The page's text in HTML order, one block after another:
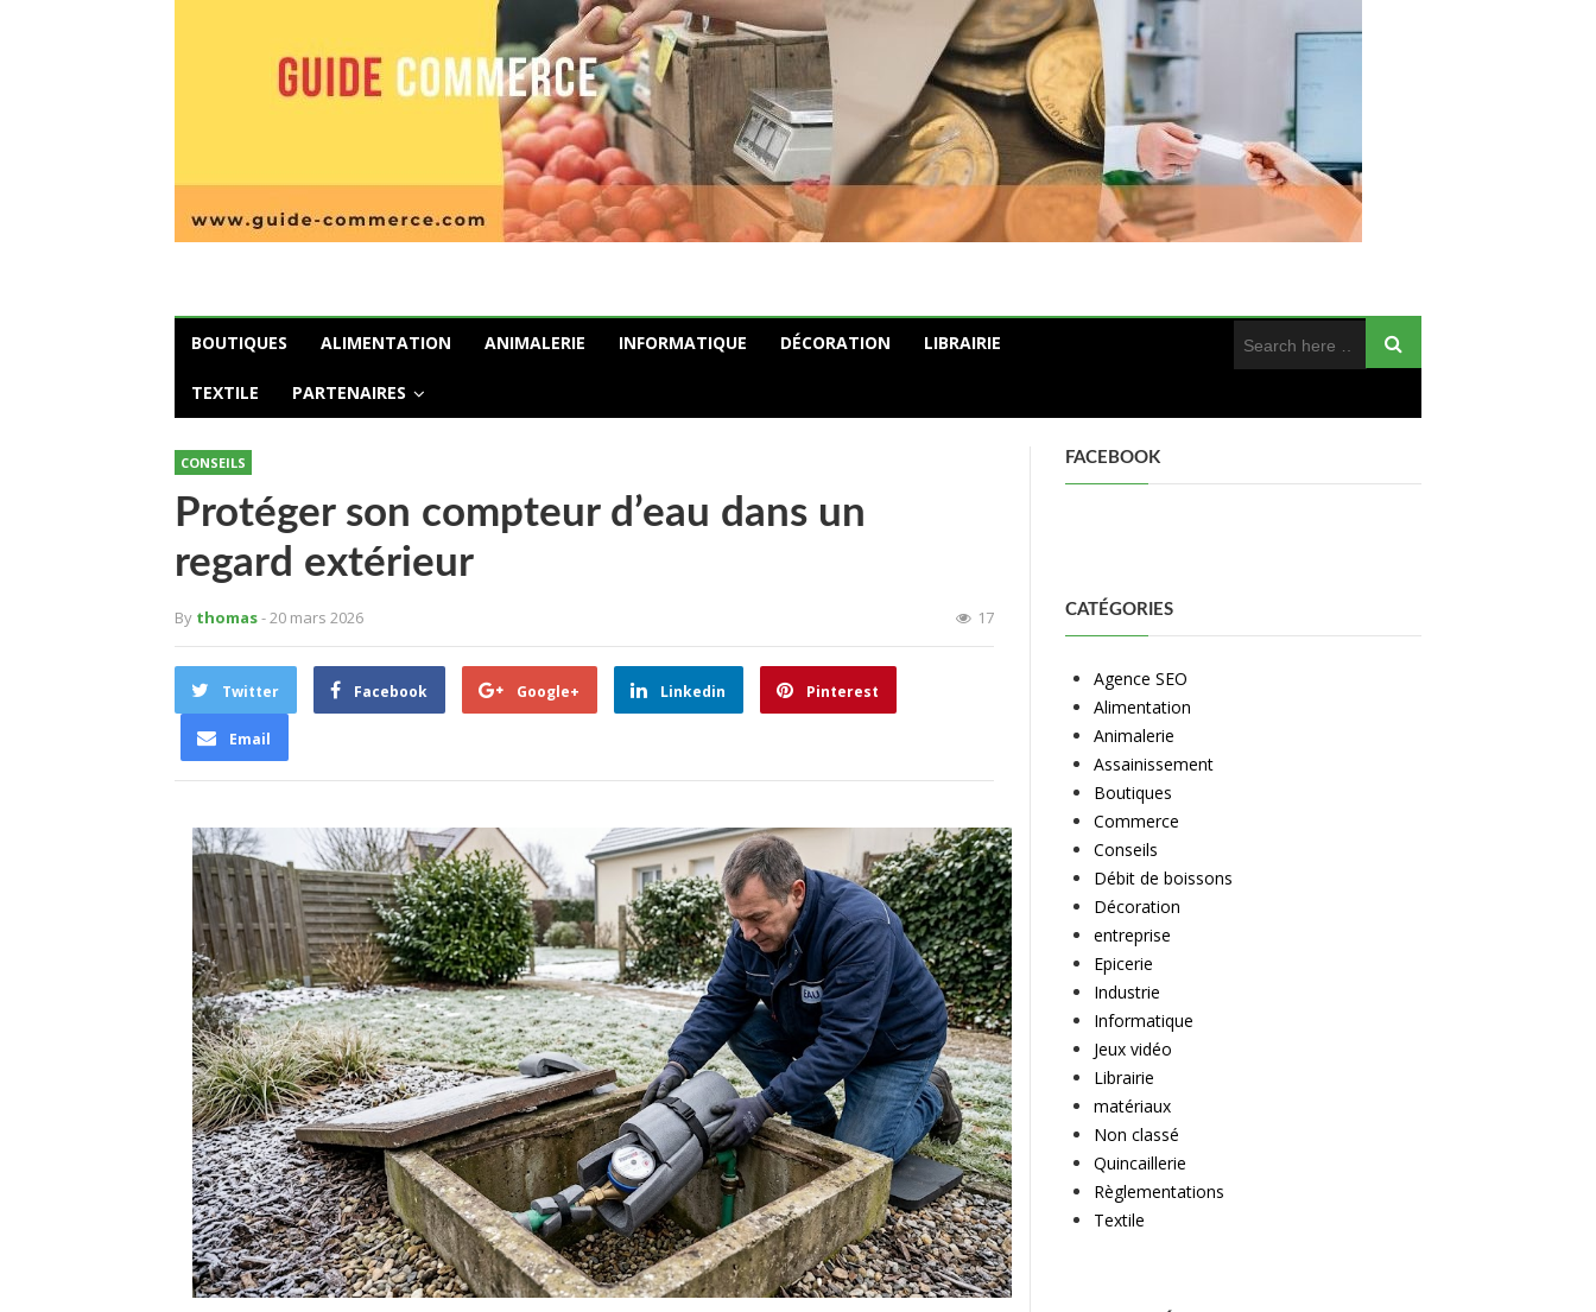
BOUTIQUES ALIMENTATION ANIMALERIE INFORMATIQUE DÉCORATION LIBRAIRIE
TEXTILE PARTENAIRES
CONSEILS
Protéger son compteur d’eau dans un
regard extérieur
By thomas- 20 mars 2026 17
Twitter Facebook Google+ Linkedin Pinterest
Email
FACEBOOK
CATÉGORIES
Agence SEO
Alimentation
Animalerie
Assainissement
Boutiques
Commerce
Conseils
Débit de boissons
Décoration
entreprise
Epicerie
Industrie
Informatique
Jeux vidéo
Librairie
matériaux
Non classé
Quincaillerie
Règlementations
Textile